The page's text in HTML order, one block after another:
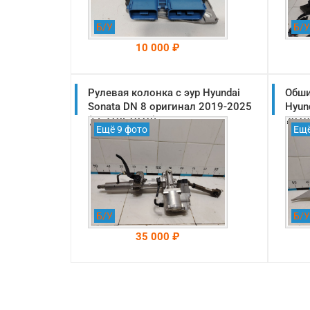
Б/У
10 000 ₽
На складе: Раменское
-->
Б/У
Рулевая колонка с эур Hyundai
Sonata DN 8 оригинал 2019-2025
(56310L1010)
Ещё 9 фото
Б/У
35 000 ₽
Б/У